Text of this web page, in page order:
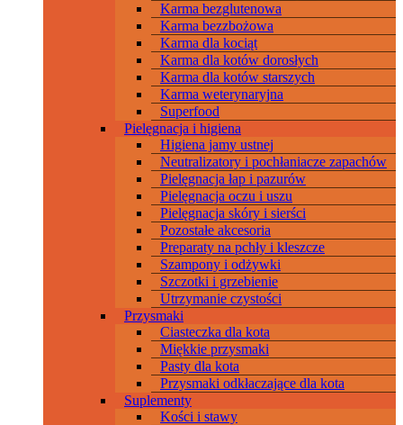
Karma bezglutenowa
Karma bezzbożowa
Karma dla kociąt
Karma dla kotów dorosłych
Karma dla kotów starszych
Karma weterynaryjna
Superfood
Pielęgnacja i higiena
Higiena jamy ustnej
Neutralizatory i pochłaniacze zapachów
Pielęgnacja łap i pazurów
Pielęgnacja oczu i uszu
Pielęgnacja skóry i sierści
Pozostałe akcesoria
Preparaty na pchły i kleszcze
Szampony i odżywki
Szczotki i grzebienie
Utrzymanie czystości
Przysmaki
Ciasteczka dla kota
Miękkie przysmaki
Pasty dla kota
Przysmaki odkłaczające dla kota
Suplementy
Kości i stawy